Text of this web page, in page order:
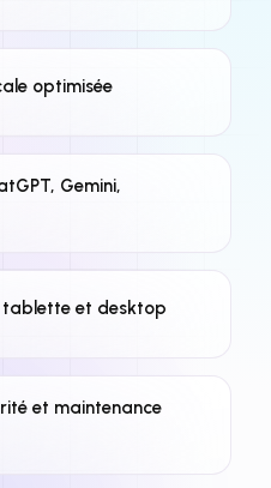
optimisée
Gemini,
tablette et desktop
et maintenance